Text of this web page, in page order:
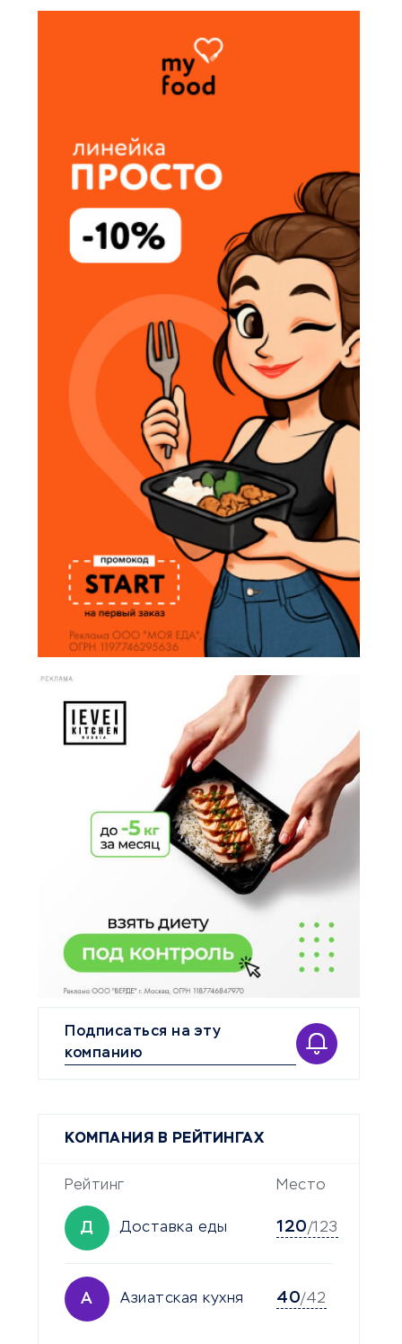
Подписаться на эту
компанию
КОМПАНИЯ В РЕЙТИНГАХ
Рейтинг Место
Д Доставка еды 120/123
А Азиатская кухня 40/42